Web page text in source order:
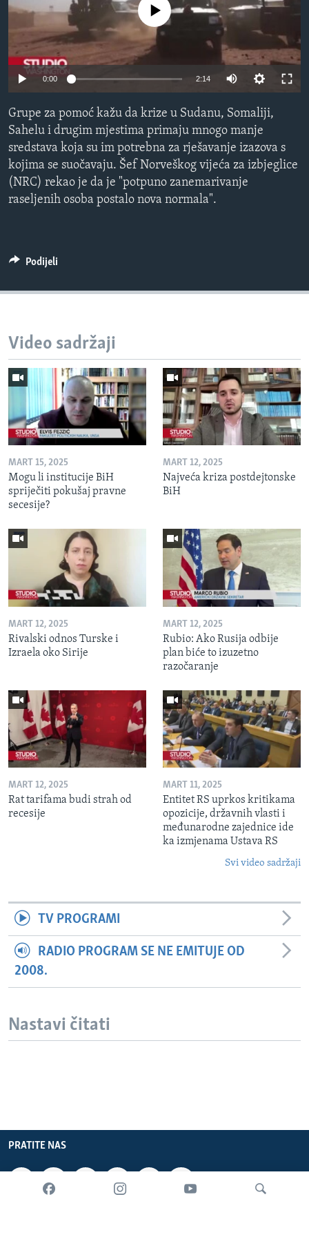
MAGAZIN
O GLASU AMERIKE
Learning English
PRATITE NAS
Jezici
No media source currently available
0:00 2:14
Grupe za pomoć kažu da krize u Sudanu, Somaliji,
Sahelu i drugim mjestima primaju mnogo manje
sredstava koja su im potrebna za rješavanje izazova s ​​
kojima se suočavaju. Šef Norveškog vijeća za izbjeglice
(NRC) rekao je da je "potpuno zanemarivanje
raseljenih osoba postalo nova normala".
Podijeli
Video sadržaji
MART 15, 2025
Mogu li institucije BiH
spriječiti pokušaj pravne
secesije?
MART 12, 2025
Najveća kriza postdejtonske
BiH
MART 12, 2025
Rivalski odnos Turske i
Izraela oko Sirije
MART 12, 2025
Rubio: Ako Rusija odbije
plan biće to izuzetno
razočaranje
MART 12, 2025
Rat tarifama budi strah od
recesije
MART 11, 2025
Entitet RS uprkos kritikama
opozicije, državnih vlasti i
međunarodne zajednice ide
ka izmjenama Ustava RS
Svi video sadržaji
TV PROGRAMI
RADIO PROGRAM SE NE EMITUJE OD
2008.
Nastavi čitati
PRATITE NAS